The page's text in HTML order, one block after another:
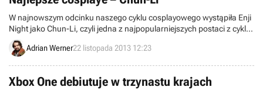
W najnowszym odcinku naszego cyklu cosplayowego wystąpiła Enji
Night jako Chun-Li, czyli jedna z najpopularniejszych postaci z cyklu
bijatyk Street Fighter.
Adrian Werner22 listopada 2013 12:23
Xbox One debiutuje w trzynastu krajach